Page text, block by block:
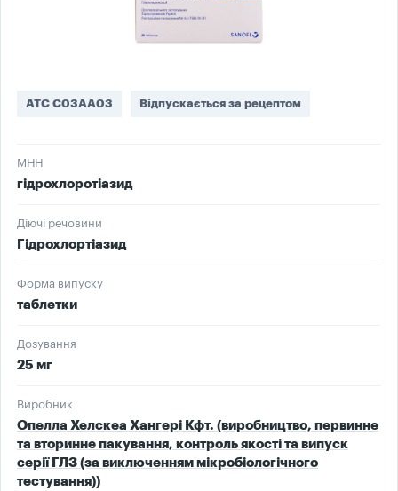
ATC C03AA03 Відпускається за рецептом
МНН
гідрохлоротіазид
Діючі речовини
Гідрохлортіазид
Форма випуску
таблетки
Дозування
25 мг
Виробник
Опелла Хелскеа Хангері Кфт. (виробництво, первинне
та вторинне пакування, контроль якості та випуск
серії ГЛЗ (за виключенням мікробіологічного
тестування))